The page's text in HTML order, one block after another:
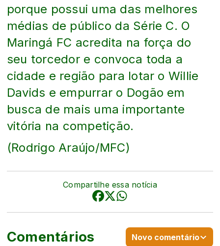
porque possui uma das melhores
médias de público da Série C. O
Maringá FC acredita na força do
seu torcedor e convoca toda a
cidade e região para lotar o Willie
Davids e empurrar o Dogão em
busca de mais uma importante
vitória na competição.
(Rodrigo Araújo/MFC)
Compartilhe essa notícia
Comentários Novo comentário